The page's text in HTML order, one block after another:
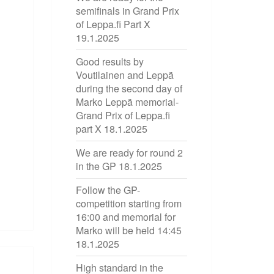
semifinals in Grand Prix
of Leppa.fi Part X
19.1.2025
Good results by
Voutilainen and Leppä
during the second day of
Marko Leppä memorial-
Grand Prix of Leppa.fi
part X 18.1.2025
We are ready for round 2
in the GP 18.1.2025
Follow the GP-
competition starting from
16:00 and memorial for
Marko will be held 14:45
18.1.2025
High standard in the